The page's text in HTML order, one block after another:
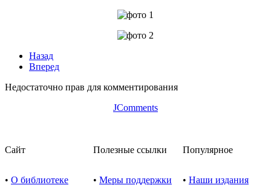
Назад
Вперед
Недостаточно прав для комментирования
JComments
Сайт Полезные ссылки Популярное
• О библиотеке
• Меры поддержки
• Наши издания